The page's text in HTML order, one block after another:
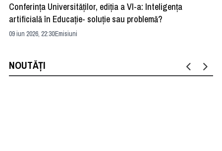
Conferința Universităților, ediția a VI-a: Inteligența
artificială în Educație- soluție sau problemă?
09 iun 2026, 22:30Emisiuni
NOUTĂȚI